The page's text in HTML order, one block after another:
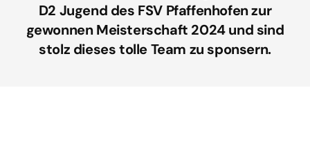
D2 Jugend des FSV Pfaffenhofen zur
gewonnen Meisterschaft 2024 und sind
stolz dieses tolle Team zu sponsern.